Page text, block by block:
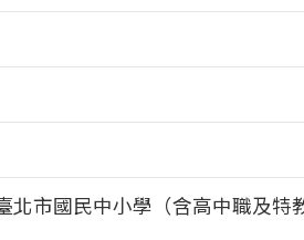
市國民中小學（含高中職及特